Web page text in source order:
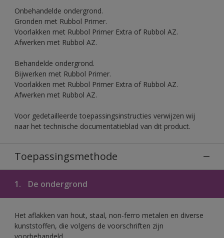
Onbehandelde ondergrond.
Gronden met Rubbol Primer.
Voorlakken met Rubbol Primer Extra of Rubbol AZ.
Afwerken met Rubbol AZ.
Behandelde ondergrond.
Bijwerken met Rubbol Primer.
Voorlakken met Rubbol Primer Extra of Rubbol AZ.
Afwerken met Rubbol AZ.
Voor gedetailleerde toepassingsinstructies verwijzen wij
naar het technische documentatieblad van dit product.
Toepassingsmethode
1. De ondergrond
Het aflakken van hout, staal, non-ferro metalen en diverse
kunststoffen, die volgens de voorschriften zijn